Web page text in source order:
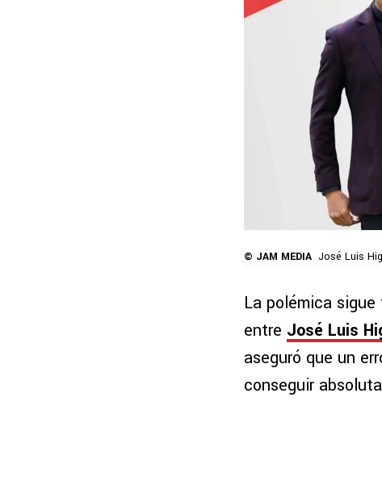
© JAM MEDIA José Luis
La polémica
entre José Luis
aseguró que un
conseguir